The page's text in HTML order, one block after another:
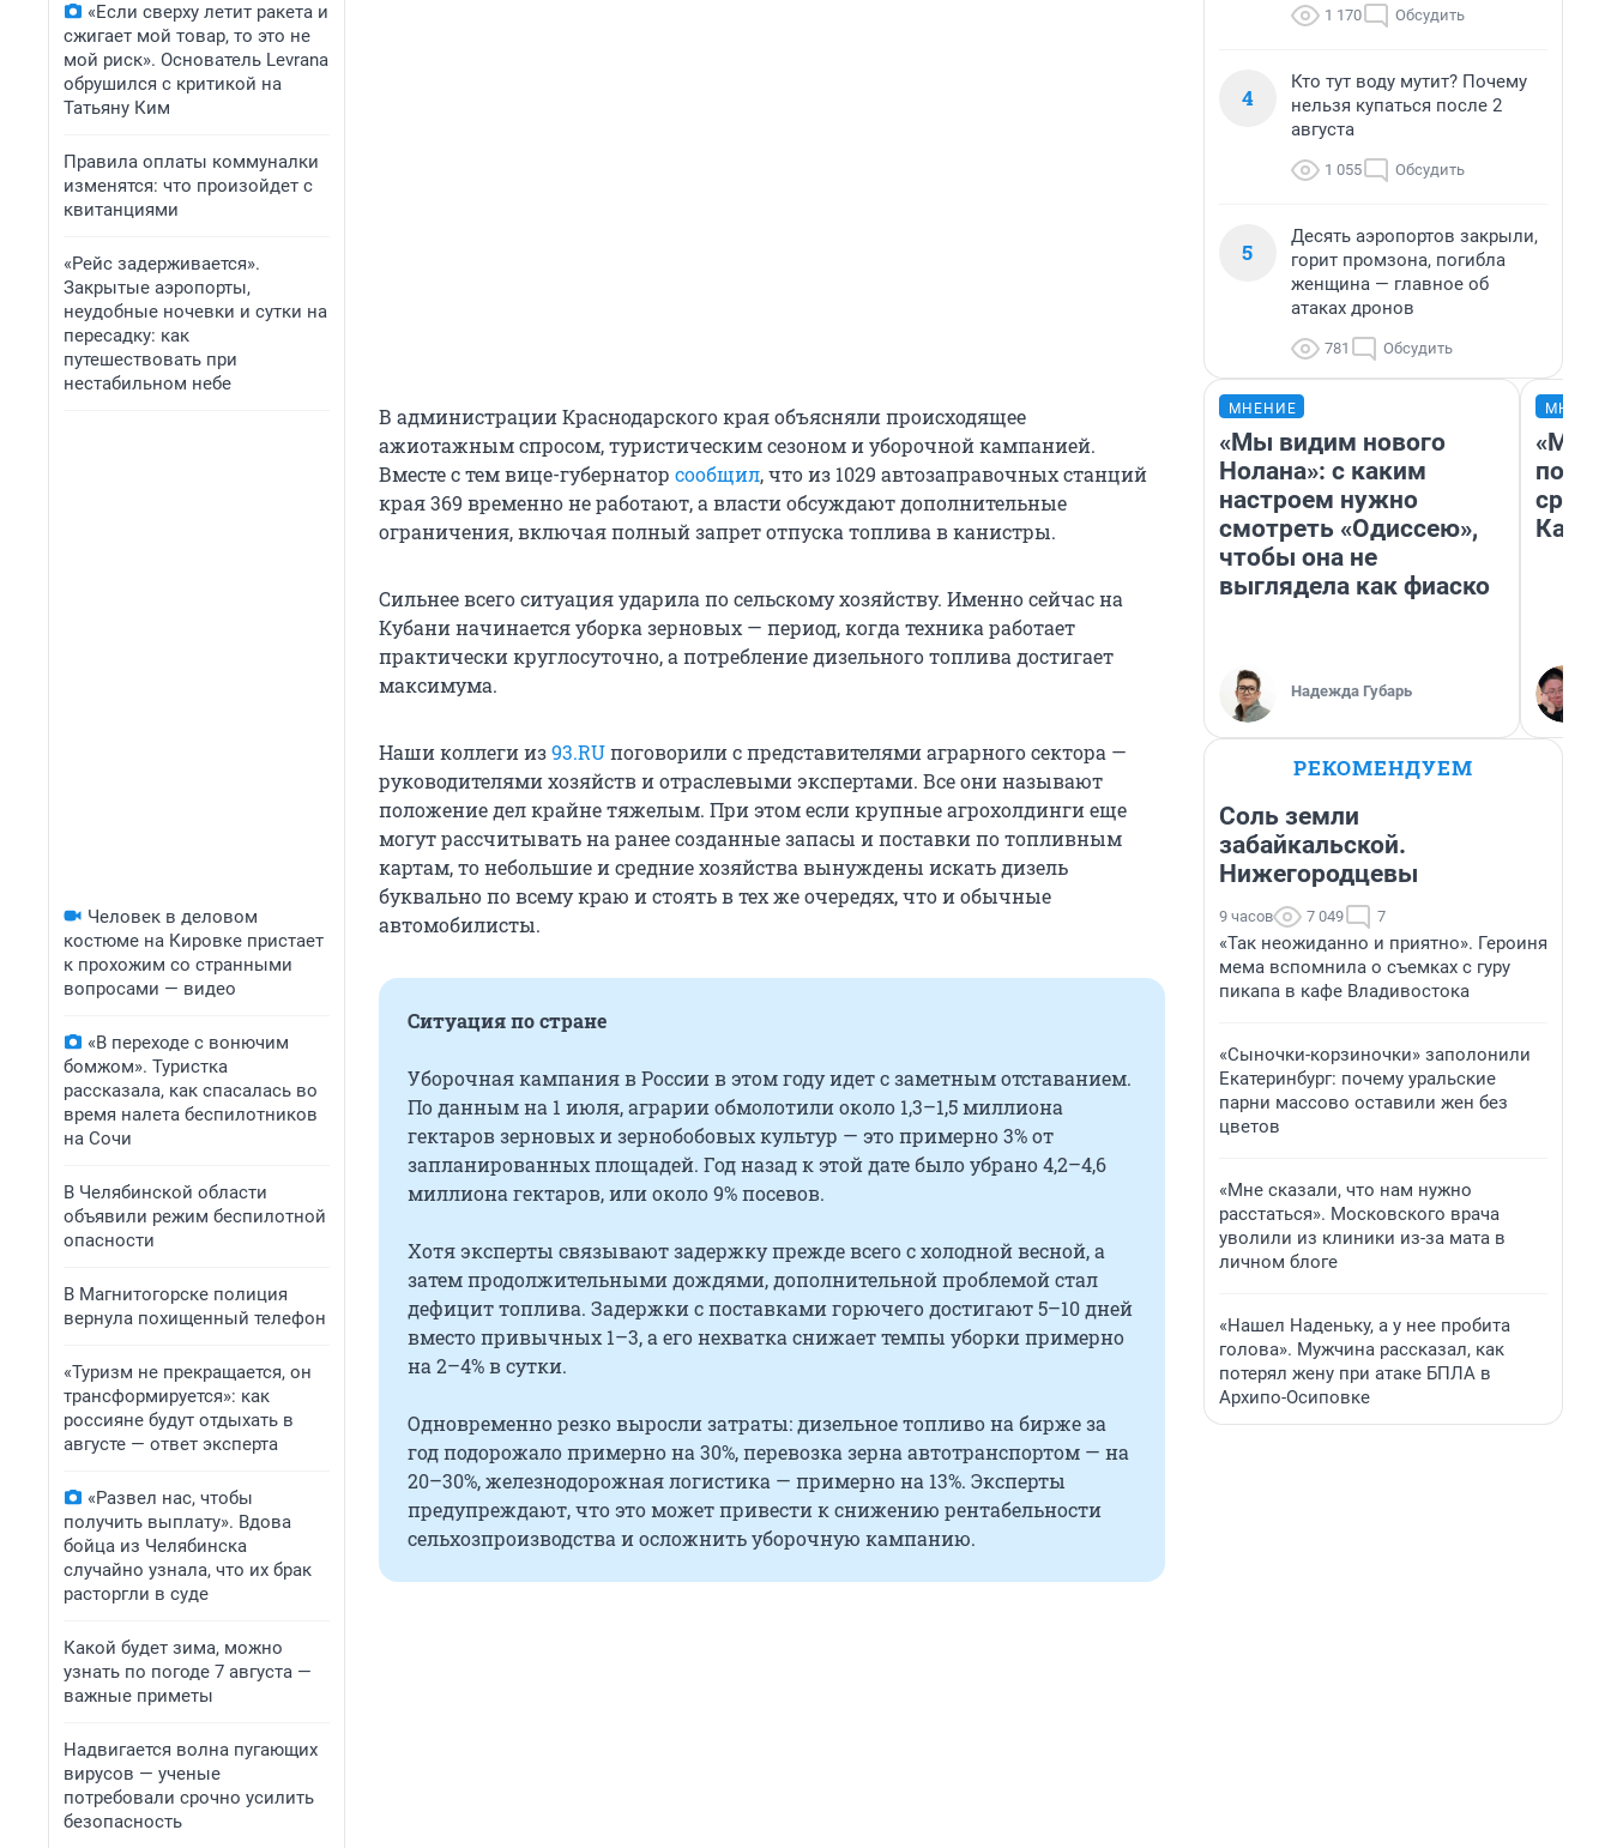
«Если сверху летит ракета и
сжигает мой товар, то это не
мой риск». Основатель Levrana
обрушился с критикой на
Татьяну Ким
Правила оплаты коммуналки
изменятся: что произойдет с
квитанциями
«Рейс задерживается».
Закрытые аэропорты,
неудобные ночевки и сутки на
пересадку: как
путешествовать при
нестабильном небе
Человек в деловом
костюме на Кировке пристает
к прохожим со странными
вопросами — видео
«В переходе с вонючим
бомжом». Туристка
рассказала, как спасалась во
время налета беспилотников
на Сочи
В Челябинской области
объявили режим беспилотной
опасности
В Магнитогорске полиция
вернула похищенный телефон
«Туризм не прекращается, он
трансформируется»: как
россияне будут отдыхать в
августе — ответ эксперта
«Развел нас, чтобы
получить выплату». Вдова
бойца из Челябинска
случайно узнала, что их брак
расторгли в суде
Какой будет зима, можно
узнать по погоде 7 августа —
важные приметы
Надвигается волна пугающих
вирусов — ученые
потребовали срочно усилить
безопасность
В администрации Краснодарского края объясняли происходящее
ажиотажным спросом, туристическим сезоном и уборочной кампанией.
Вместе с тем вице-губернатор сообщил, что из 1029 автозаправочных станций
края 369 временно не работают, а власти обсуждают дополнительные
ограничения, включая полный запрет отпуска топлива в канистры.
Сильнее всего ситуация ударила по сельскому хозяйству. Именно сейчас на
Кубани начинается уборка зерновых — период, когда техника работает
практически круглосуточно, а потребление дизельного топлива достигает
максимума.
Наши коллеги из93.RUпоговорили с представителями аграрного сектора —
руководителями хозяйств и отраслевыми экспертами. Все они называют
положение дел крайне тяжелым. При этом если крупные агрохолдинги еще
могут рассчитывать на ранее созданные запасы и поставки по топливным
картам, то небольшие и средние хозяйства вынуждены искать дизель
буквально по всему краю и стоять в тех же очередях, что и обычные
автомобилисты.
Ситуация по стране
Уборочная кампания в России в этом году идет с заметным отставанием.
По данным на 1 июля, аграрии обмолотили около 1,3–1,5 миллиона
гектаров зерновых и зернобобовых культур — это примерно 3% от
запланированных площадей. Год назад к этой дате было убрано 4,2–4,6
миллиона гектаров, или около 9% посевов.
Хотя эксперты связывают задержку прежде всего с холодной весной, а
затем продолжительными дождями, дополнительной проблемой стал
дефицит топлива. Задержки с поставками горючего достигают 5–10 дней
вместо привычных 1–3, а его нехватка снижает темпы уборки примерно
на 2–4% в сутки.
Одновременно резко выросли затраты: дизельное топливо на бирже за
год подорожало примерно на 30%, перевозка зерна автотранспортом — на
20–30%, железнодорожная логистика — примерно на 13%. Эксперты
предупреждают, что это может привести к снижению рентабельности
сельхозпроизводства и осложнить уборочную кампанию.
1 170 Обсудить
4
Кто тут воду мутит? Почему
нельзя купаться после 2
августа
1 055 Обсудить
5
Десять аэропортов закрыли,
горит промзона, погибла
женщина — главное об
атаках дронов
781 Обсудить
МНЕНИЕ
«Мы видим нового
Нолана»: с каким
настроем нужно
смотреть «Одиссею»,
чтобы она не
выглядела как фиаско
Надежда Губарь
РЕКОМЕНДУЕМ
Соль земли
забайкальской.
Нижегородцевы
9 часов 7 049 7
«Так неожиданно и приятно». Героиня
мема вспомнила о съемках с гуру
пикапа в кафе Владивостока
«Сыночки-корзиночки» заполонили
Екатеринбург: почему уральские
парни массово оставили жен без
цветов
«Мне сказали, что нам нужно
расстаться». Московского врача
уволили из клиники из-за мата в
личном блоге
«Нашел Наденьку, а у нее пробита
голова». Мужчина рассказал, как
потерял жену при атаке БПЛА в
Архипо-Осиповке